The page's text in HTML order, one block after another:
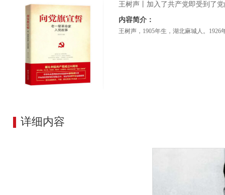
王树声丨加入了共产党即受到了
内容简介：
王树声，1905年生，湖北麻城人。
详细内容